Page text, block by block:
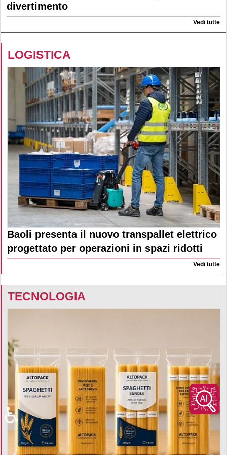
divertimento
Vedi tutte
LOGISTICA
Baoli presenta il nuovo transpallet elettrico
progettato per operazioni in spazi ridotti
Vedi tutte
TECNOLOGIA